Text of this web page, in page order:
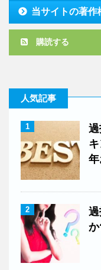
当サイトの著作
購読する
人気記事
1
2